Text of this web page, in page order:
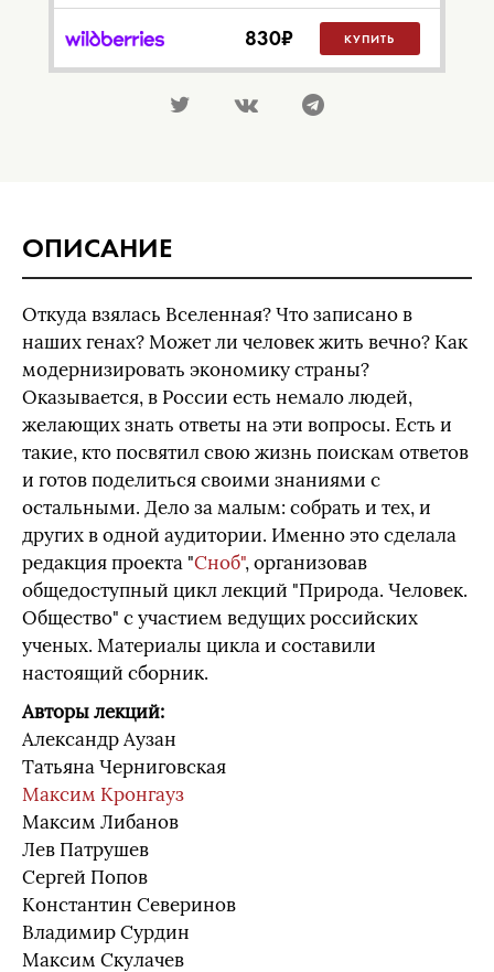
830₽ КУПИТЬ
ОПИСАНИЕ
Откуда взялась Вселенная? Что записано в
наших генах? Может ли человек жить вечно? Как
модернизировать экономику страны?
Оказывается, в России есть немало людей,
желающих знать ответы на эти вопросы. Есть и
такие, кто посвятил свою жизнь поискам ответов
и готов поделиться своими знаниями с
остальными. Дело за малым: собрать и тех, и
других в одной аудитории. Именно это сделала
редакция проекта "Сноб", организовав
общедоступный цикл лекций "Природа. Человек.
Общество" с участием ведущих российских
ученых. Материалы цикла и составили
настоящий сборник.
Авторы лекций:
Александр Аузан
Татьяна Черниговская
Максим Кронгауз
Максим Либанов
Лев Патрушев
Сергей Попов
Константин Северинов
Владимир Сурдин
Максим Скулачев